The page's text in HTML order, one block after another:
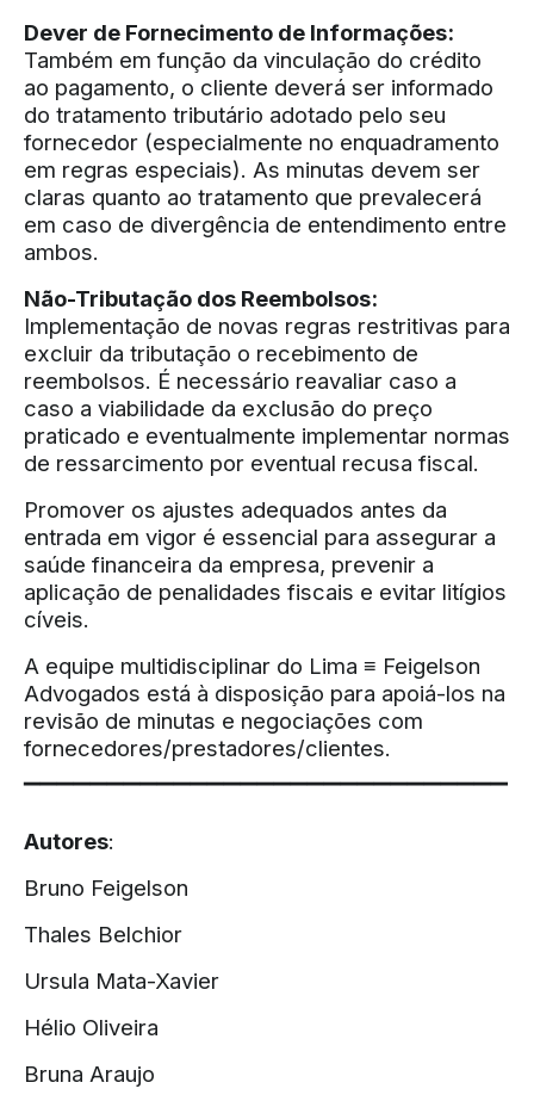
Dever de Fornecimento de Informações:
Também em função da vinculação do crédito
ao pagamento, o cliente deverá ser informado
do tratamento tributário adotado pelo seu
fornecedor (especialmente no enquadramento
em regras especiais). As minutas devem ser
claras quanto ao tratamento que prevalecerá
em caso de divergência de entendimento entre
ambos.
Não-Tributação dos Reembolsos:
Implementação de novas regras restritivas para
excluir da tributação o recebimento de
reembolsos. É necessário reavaliar caso a
caso a viabilidade da exclusão do preço
praticado e eventualmente implementar normas
de ressarcimento por eventual recusa fiscal.
Promover os ajustes adequados antes da
entrada em vigor é essencial para assegurar a
saúde financeira da empresa, prevenir a
aplicação de penalidades fiscais e evitar litígios
cíveis.
A equipe multidisciplinar do Lima ≡ Feigelson
Advogados está à disposição para apoiá-los na
revisão de minutas e negociações com
fornecedores/prestadores/clientes.
▔▔▔▔▔▔▔▔▔▔▔▔▔▔▔▔▔▔▔▔▔▔▔▔▔▔▔▔▔
Autores:
Bruno Feigelson
Thales Belchior
Ursula Mata-Xavier
Hélio Oliveira
Bruna Araujo